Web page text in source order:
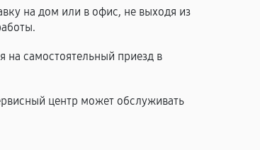
на дом или в офис, не выходя из
на самостоятельный приезд в
центр может обслуживать